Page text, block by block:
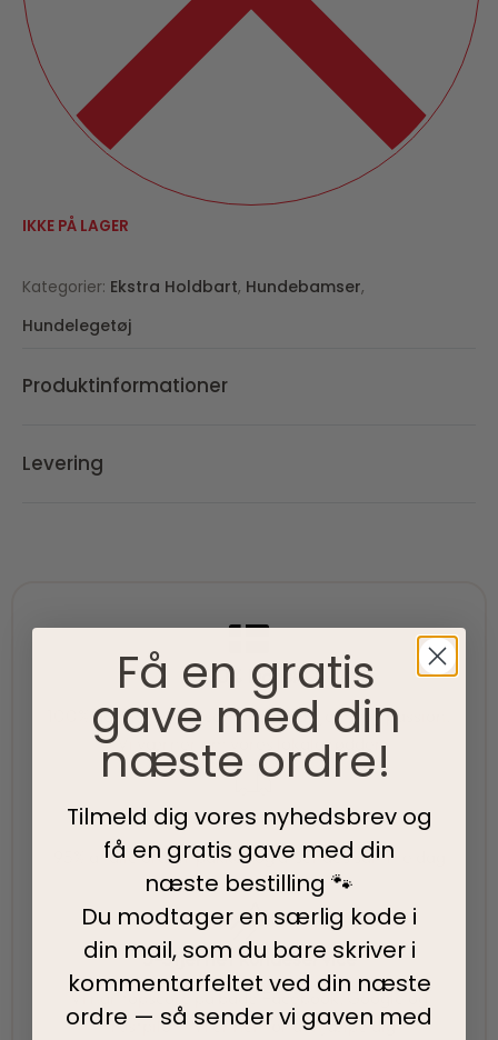
IKKE PÅ LAGER
Kategorier: Ekstra Holdbart, Hundebamser,
Hundelegetøj
Produktinformationer
Levering
100% Dansk
100% danskejet virksomhed med hjerte og passion.
Vi værner om vores lokale rødder
Hurtig levering
95% af alle ordrer pakkes og afsendes samme dag
som du bestiller.
5-Stjernet kundeservice
Vi har topscore på både Facebook, Google og
Trustpilot - Vi er her for at hjælpe dig
Få en gratis
gave med din
næste ordre!
Tilmeld dig vores nyhedsbrev og
få en gratis gave med din
næste bestilling 🐾
Du modtager en særlig kode i
din mail, som du bare skriver i
kommentarfeltet ved din næste
ordre — så sender vi gaven med